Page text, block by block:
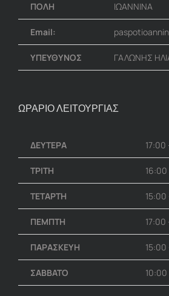
ΠΟΛΗ ΙΩΑΝΝΙΝΑ
Email:
ΥΠΕΥΘΥΝΟΣ ΓΑΛΩΝΗΣ
ΩΡΑΡΙΟ ΛΕΙΤΟΥΡΓΙΑΣ
ΔΕΥΤΕΡΑ
ΤΡΙΤΗ
ΤΕΤΑΡΤΗ
ΠΕΜΠΤΗ
ΠΑΡΑΣΚΕΥΗ
ΣΑΒΒΑΤΟ